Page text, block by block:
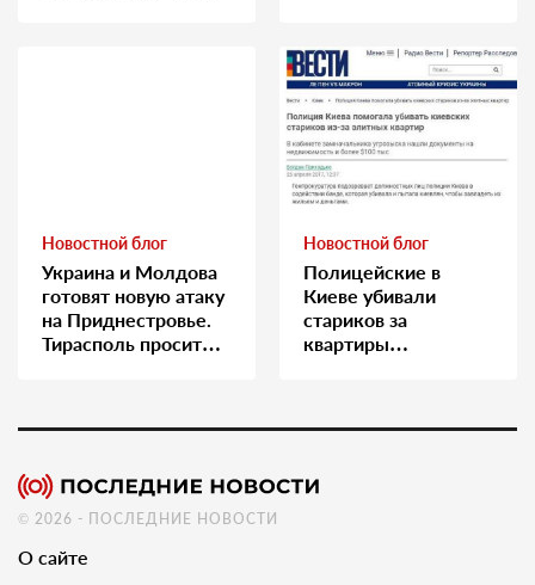
Новостной блог
Украина и Молдова
готовят новую атаку
на Приднестровье.
Тирасполь просит
Новостной блог
Полицейские в
Киеве убивали
стариков за
квартиры…
© 2026 - ПОСЛЕДНИЕ НОВОСТИ
О сайте